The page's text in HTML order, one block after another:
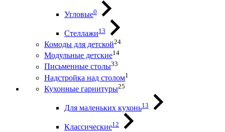
Угловые0
Стеллажи13
Комоды для детской24
Модульные детские14
Письменные столы33
Надстройка над столом1
Кухонные гарнитуры25
Для маленьких кухонь13
Классические12